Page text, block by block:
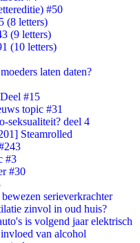
#50
(8 letters)
(9 letters)
(10 letters)
laten daten?
#15
topic #31
seksualiteit? deel 4
Steamrolled
#3
#30
serieverkrachter
zinvol in oud huis?
is volgend jaar elektrisch
van alcohol